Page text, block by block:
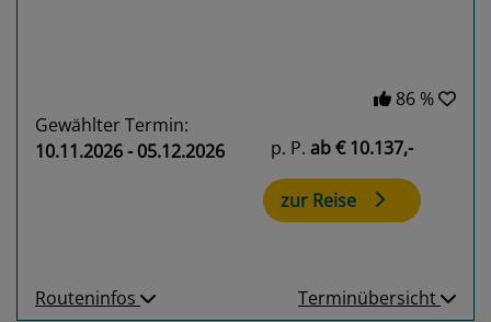
86 %
Gewählter Termin:
10.11.2026 - 05.12.2026
p. P. ab€ 10.137,-
zur Reise
Routeninfos Terminübersicht